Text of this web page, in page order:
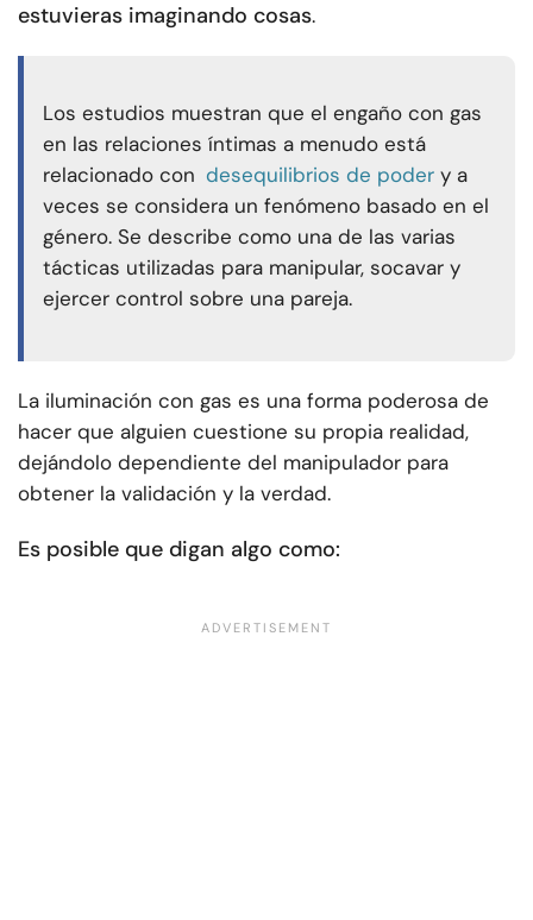
estuvieras imaginando cosas.
Los estudios muestran que el engaño con gas
en las relaciones íntimas a menudo está
relacionado con desequilibrios de poder y a
veces se considera un fenómeno basado en el
género. Se describe como una de las varias
tácticas utilizadas para manipular, socavar y
ejercer control sobre una pareja.
La iluminación con gas es una forma poderosa de
hacer que alguien cuestione su propia realidad,
dejándolo dependiente del manipulador para
obtener la validación y la verdad.
Es posible que digan algo como: